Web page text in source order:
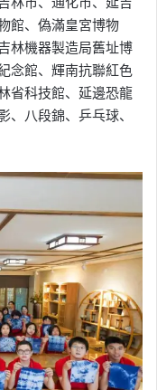
館、偽滿皇宮博物
林機器製造局舊址博
念館、輝南抗聯紅色
省科技館、延邊恐龍
八段錦、乒乓球、